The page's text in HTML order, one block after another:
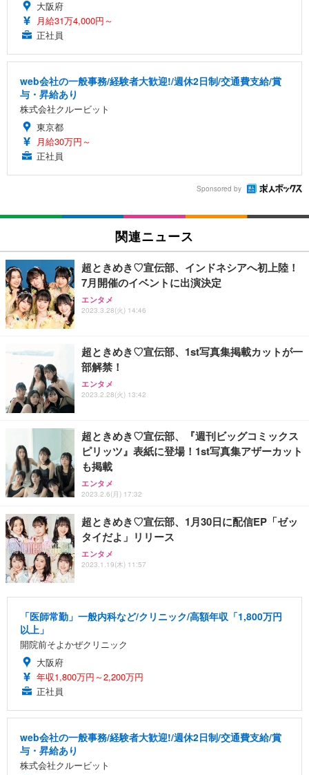
大阪府
月給31万4,000円～
正社員
web会社の一般事務/経験者大歓迎!/週休2日制/交通費支給/賞
与・昇給あり
株式会社クルービット
東京都
月給30万円～
正社員
Sponsored by
関連ニュース
超ときめき♡宣伝部、インドネシアへ初上陸！
7月開催のイベントに出演決定
エンタメ
2023.3.28(火) 14:46
超ときめき♡宣伝部、1st写真集掲載カットが一
部解禁！
エンタメ
2023.2.28(火) 13:42
超ときめき♡宣伝部、『週刊ビッグコミックス
ピリッツ』表紙に登場！1st写真集アザーカット
も掲載
エンタメ
2023.2.6(月) 17:32
超ときめき♡宣伝部、1月30日に配信EP「ゼッ
タイだよ」リリース
エンタメ
2023.1.19(木) 11:57
「医師常勤」一般内科など/クリニック/高額年収「1,800万円
以上」
開院前そよかぜクリニック
大阪府
年収1,800万円～2,200万円
正社員
web会社の一般事務/経験者大歓迎!/週休2日制/交通費支給/賞
与・昇給あり
株式会社クルービット